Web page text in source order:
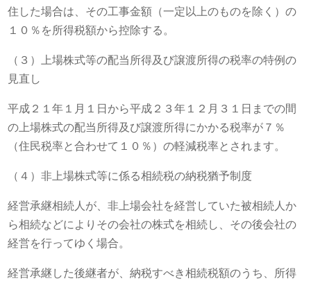
住した場合は、その工事金額（一定以上のものを除く）の
１０％を所得税額から控除する。
（３）上場株式等の配当所得及び譲渡所得の税率の特例の
見直し
平成２１年１月１日から平成２３年１２月３１日までの間
の上場株式の配当所得及び譲渡所得にかかる税率が７％
（住民税率と合わせて１０％）の軽減税率とされます。
（４）非上場株式等に係る相続税の納税猶予制度
経営承継相続人が、非上場会社を経営していた被相続人か
ら相続などによりその会社の株式を相続し、その後会社の
経営を行ってゆく場合。
経営承継した後継者が、納税すべき相続税額のうち、所得